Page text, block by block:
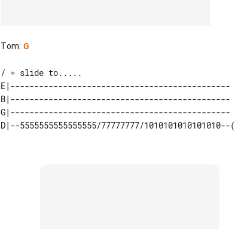
Tom: G
E|----------------------------------------------
B|----------------------------------------------
G|----------------------------------------------